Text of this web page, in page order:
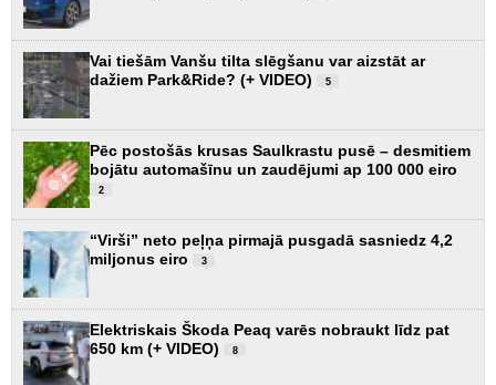
Vai tiešām Vanšu tilta slēgšanu var aizstāt ar
dažiem Park&Ride? (+ VIDEO)
5
Pēc postošās krusas Saulkrastu pusē – desmitiem
bojātu automašīnu un zaudējumi ap 100 000 eiro
2
“Virši” neto peļņa pirmajā pusgadā sasniedz 4,2
miljonus eiro
3
Elektriskais Škoda Peaq varēs nobraukt līdz pat
650 km (+ VIDEO)
8